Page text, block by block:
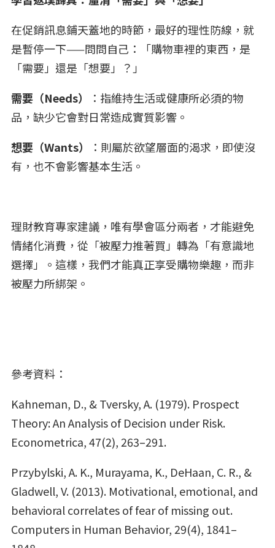
在促銷訊息鋪天蓋地的時節，最好的理性防線，就
是暫停一下——問問自己：「購物車裡的東西，是
「需要」還是「想要」？」
需要（Needs）
：指維持生活或健康所必須的物
品，缺少它會對日常造成實質影響。
想要（Wants）
：則屬於欲望層面的渴求，即使沒
有，也不會影響基本生活。
理財教育專家建議，唯有學會區分兩者，才能避免
情緒化消費，從「被壓力推著買」轉為「有意識地
選擇」。這樣，我們才能真正享受購物樂趣，而非
被壓力所綁架。
參考資料：
Kahneman, D., & Tversky, A. (1979). Prospect
Theory: An Analysis of Decision under Risk.
Econometrica, 47(2), 263–291.
Przybylski, A. K., Murayama, K., DeHaan, C. R., &
Gladwell, V. (2013). Motivational, emotional, and
behavioral correlates of fear of missing out.
Computers in Human Behavior, 29(4), 1841–